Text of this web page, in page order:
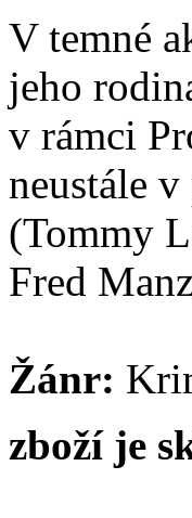
V temné
jeho
v rámci
neustále
(Tommy
Fred
Žánr:
zboží je